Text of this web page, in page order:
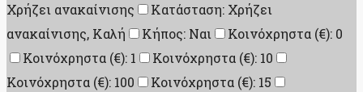
Χρήζει ανακαίνισης
Κατάσταση: Χρήζει
ανακαίνισης, Καλή
Κήπος: Ναι
Κοινόχρηστα (€): 0
Κοινόχρηστα (€): 1
Κοινόχρηστα (€): 10
Κοινόχρηστα (€): 100
Κοινόχρηστα (€): 15